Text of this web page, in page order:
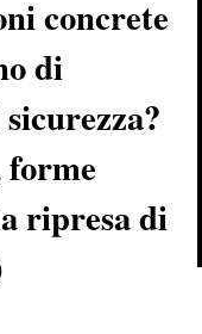
concrete
di
ripresa di